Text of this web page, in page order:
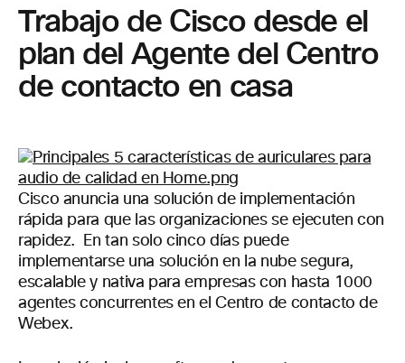
Trabajo de Cisco desde el
plan del Agente del Centro
de contacto en casa
Cisco anuncia una solución de implementación
rápida para que las organizaciones seejecuten con
rapidez. En tan solo cinco días puede
implementarse una solución en la nube segura,
escalable y nativa para empresas con hasta 1000
agentes concurrentes en el Centro de contacto de
Webex.